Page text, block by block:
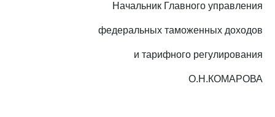
Начальник Главного управления
федеральных таможенных доходов
и тарифного регулирования
О.Н.КОМАРОВА